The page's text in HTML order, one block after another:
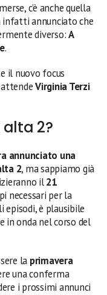
c’è anche quella
infatti annunciato che
diverso:A
.
il nuovo focus
attendeVirginia Terzi
2?
annunciato una
2, ma sappiamo già
il21
necessari per la
episodi, è plausibile
in onda nel corso del
la primavera
una conferma
i prossimi annunci